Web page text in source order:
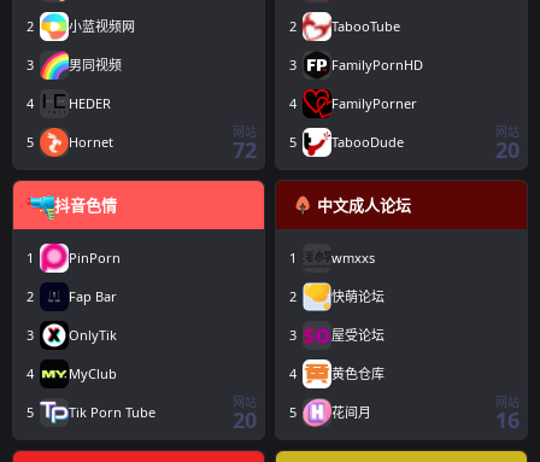
2 小蓝视频网
3 男同视频
4 HEDER
5 Hornet
网站
72
2 TabooTube
3 FamilyPornHD
4 FamilyPorner
5 TabooDude
网站
20
抖音色情
1 PinPorn
2 Fap Bar
3 OnlyTik
4 MyClub
5 Tik Porn Tube
网站
20
中文成人论坛
1 wmxxs
2 快萌论坛
3 屋受论坛
4 黄色仓库
5 花间月
网站
16